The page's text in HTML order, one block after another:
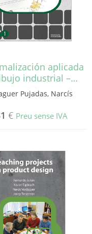
aplicada
industrial –…
Pujadas, Narcís
€ Preu sense IVA